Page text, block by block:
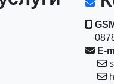
E-